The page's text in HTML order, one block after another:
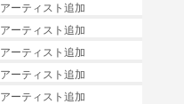
アーティスト追加
アーティスト追加
アーティスト追加
アーティスト追加
アーティスト追加